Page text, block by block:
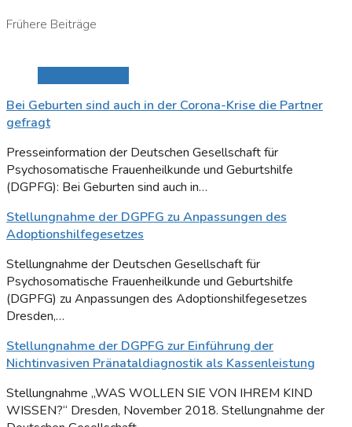
Frühere Beiträge
Bei Geburten sind auch in der Corona-Krise die Partner
gefragt
Presseinformation der Deutschen Gesellschaft für
Psychosomatische Frauenheilkunde und Geburtshilfe
(DGPFG): Bei Geburten sind auch in…
Stellungnahme der DGPFG zu Anpassungen des
Adoptionshilfegesetzes
Stellungnahme der Deutschen Gesellschaft für
Psychosomatische Frauenheilkunde und Geburtshilfe
(DGPFG) zu Anpassungen des Adoptionshilfegesetzes
Dresden,…
Stellungnahme der DGPFG zur Einführung der
Nichtinvasiven Pränataldiagnostik als Kassenleistung
Stellungnahme „WAS WOLLEN SIE VON IHREM KIND
WISSEN?“ Dresden, November 2018. Stellungnahme der